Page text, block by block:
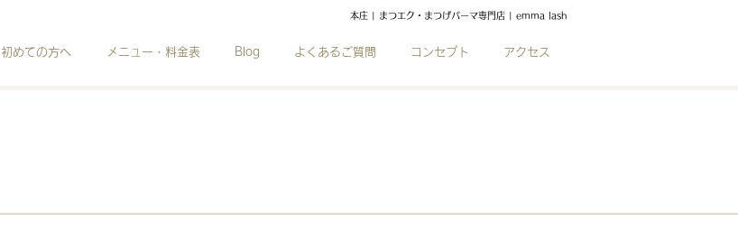
本庄 | まつエク・まつげパーマ専門店 | emma lash
初めての方へ メニュー・料金表 Blog よくあるご質問 コンセプト アクセス